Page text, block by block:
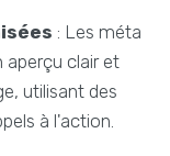
: Les méta
aperçu clair et
utilisant des
à l'action.